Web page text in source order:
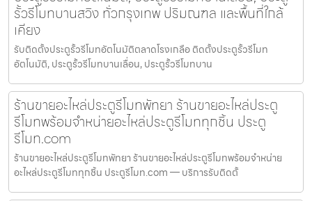
รั้วรีโมทบานสวิง ทั่วกรุงเทพ ปริมณฑล และพื้นที่ใกล้
เคียง
รับติดตั้งประตูรั้วรีโมทอัตโนมัติตลาดโรงเกลือ ติดตั้งประตูรั้วรีโมท
อัตโนมัติ, ประตูรั้วรีโมทบานเลื่อน, ประตูรั้วรีโมทบาน
ร้านขายอะไหล่ประตูรีโมทพัทยา ร้านขายอะไหล่ประตู
รีโมทพร้อมจำหน่ายอะไหล่ประตูรีโมททุกชิ้น ประตู
รีโมท.com
ร้านขายอะไหล่ประตูรีโมทพัทยา ร้านขายอะไหล่ประตูรีโมทพร้อมจำหน่าย
อะไหล่ประตูรีโมททุกชิ้น ประตูรีโมท.com — บริการรับติดตั้